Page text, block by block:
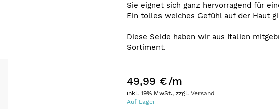
Sie eignet sich ganz hervorragend für
Ein tolles weiches Gefühl auf der Haut
Diese Seide haben wir aus Italien
Sortiment.
49,99 €/m
inkl. 19% MwSt., zzgl.Versand
Auf Lager